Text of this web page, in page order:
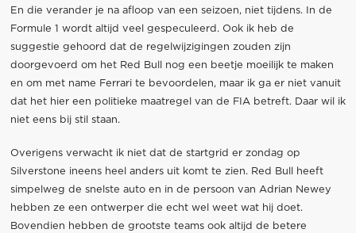
En die verander je na afloop van een seizoen, niet tijdens. In de
Formule 1 wordt altijd veel gespeculeerd. Ook ik heb de
suggestie gehoord dat de regelwijzigingen zouden zijn
doorgevoerd om het Red Bull nog een beetje moeilijk te maken
en om met name Ferrari te bevoordelen, maar ik ga er niet vanuit
dat het hier een politieke maatregel van de FIA betreft. Daar wil ik
niet eens bij stil staan.
Overigens verwacht ik niet dat de startgrid er zondag op
Silverstone ineens heel anders uit komt te zien. Red Bull heeft
simpelweg de snelste auto en in de persoon van Adrian Newey
hebben ze een ontwerper die echt wel weet wat hij doet.
Bovendien hebben de grootste teams ook altijd de betere